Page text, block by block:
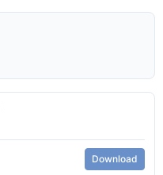
Download